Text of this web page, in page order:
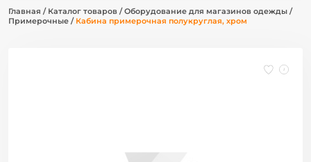
Главная / Каталог товаров /Оборудование для магазинов одежды /
Примерочные / Кабина примерочная полукруглая, хром